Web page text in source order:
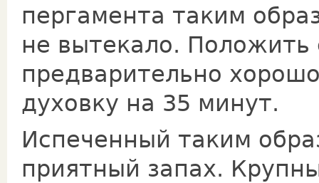
пергамента таким
не вытекало. Положить
предварительно
духовку на 35 минут.
Испеченный таким
приятный запах.